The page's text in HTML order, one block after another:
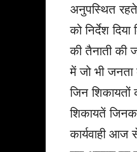
अनुपस्थित
को निर्देश
की तैनाती की
में जो भी
जिन शिकायतों
शिकायतें
कार्यवाही आज